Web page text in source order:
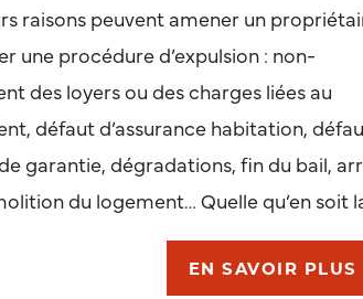
raisons peuvent amener un
une procédure d’expulsion : non-
des loyers ou des charges liées au
défaut d’assurance habitation,
garantie, dégradations, fin du bail,
du logement… Quelle qu’en soit
EN SAVOIR PLUS